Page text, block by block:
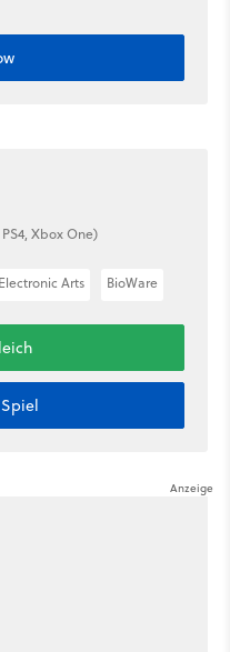
PS4, Xbox One)
Electronic Arts BioWare